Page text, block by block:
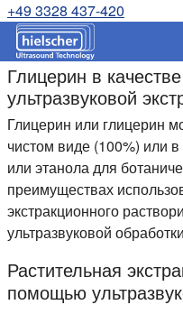
+49 3328 437-420
Глицерин в
ультразвуковой
Глицерин или глицерин
чистом виде (100%) или
или этанола для
преимуществах
экстракционного
ультразвуковой
Растительная
помощью